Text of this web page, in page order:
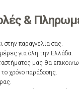
&
στην παραγγελία σας.
για όλη την Ελλάδα.
μας θα
χρόνο παράδοσης.